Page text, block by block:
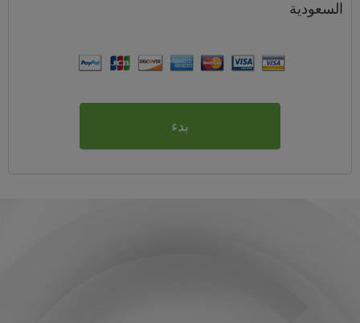
السعودية
بدء